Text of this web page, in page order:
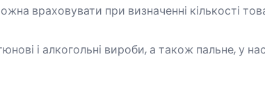
враховувати при визначенні кількості
і алкогольні вироби, а також пальне, у